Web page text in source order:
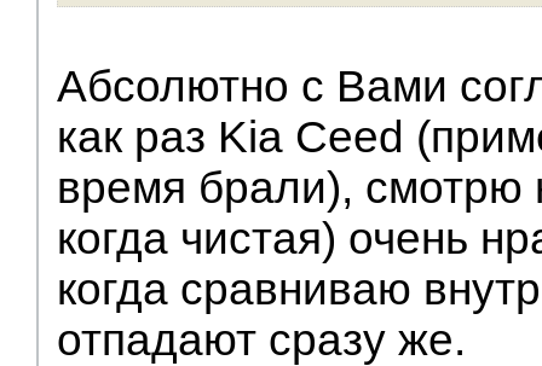
Абсолютно с Вами
как раз Kia Ceed
время брали), смотрю
когда чистая) очень
когда сравниваю
отпадают сразу же.